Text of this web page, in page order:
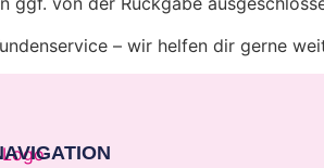
– wir helfen dir gerne